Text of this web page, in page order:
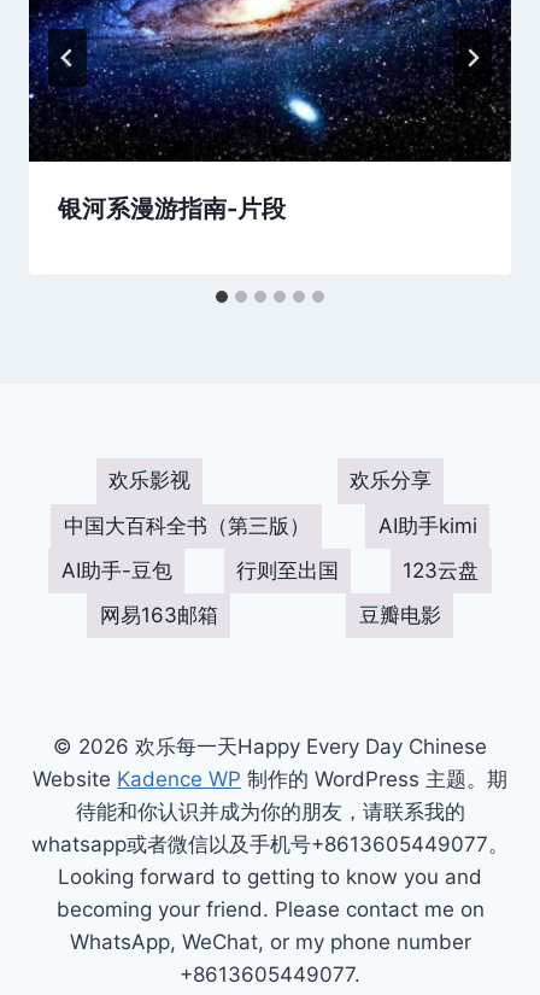
银河系漫游指南-片段
欢乐影视
欢乐分享
中国大百科全书（第三版）
AI助手kimi
AI助手-豆包
行则至出国
123云盘
网易163邮箱
豆瓣电影
© 2026 欢乐每一天Happy Every Day Chinese
Website Kadence WP 制作的 WordPress 主题。期
待能和你认识并成为你的朋友，请联系我的
whatsapp或者微信以及手机号+8613605449077。
Looking forward to getting to know you and
becoming your friend. Please contact me on
WhatsApp, WeChat, or my phone number
+8613605449077.